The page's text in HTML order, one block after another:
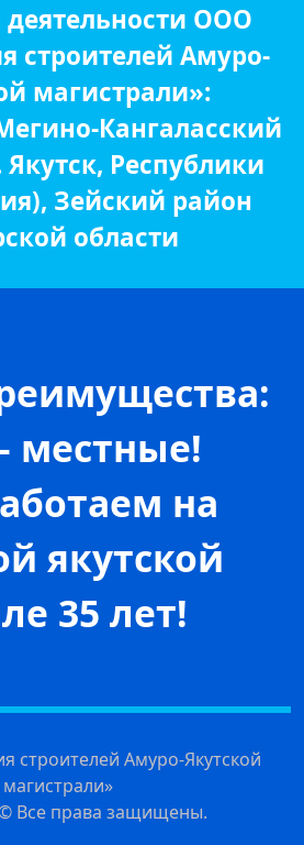
деятельности ООО
строителей Амуро-
магистрали»:
Кангаласский
Республики
Зейский район
области
местные!
на
якутской
35 лет!
строителей Амуро-Якутской
магистрали»
Все права защищены.